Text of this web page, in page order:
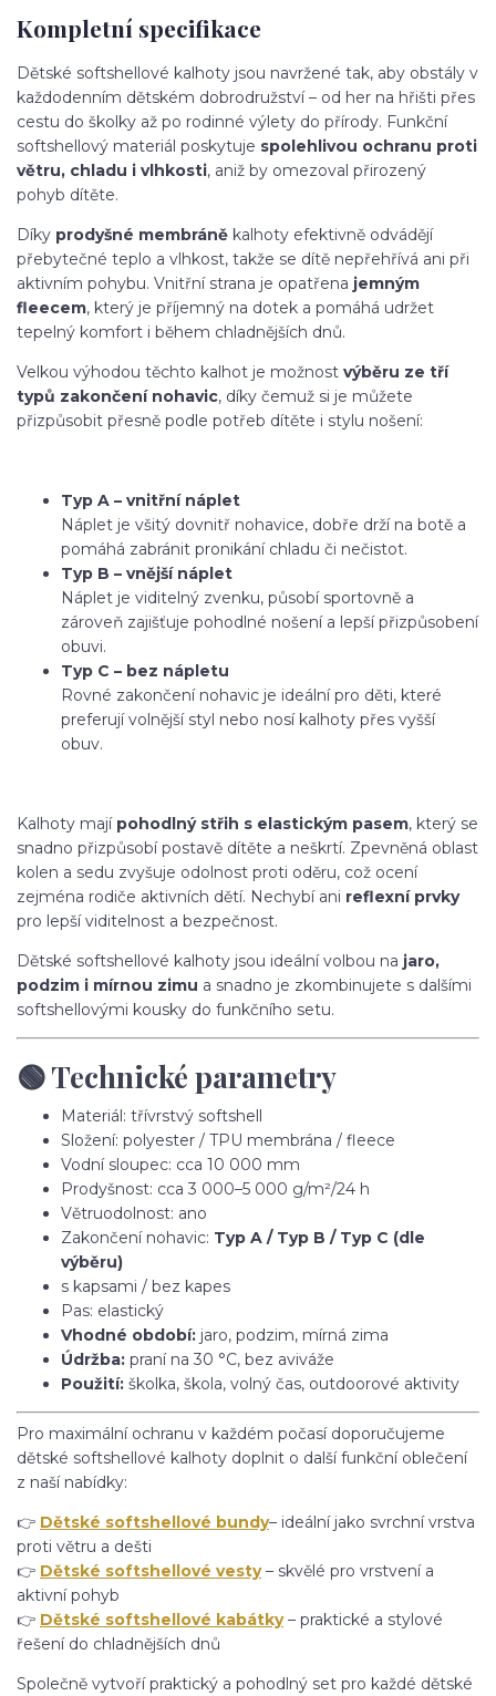
Kompletní specifikace
Dětské softshellové kalhoty jsou navržené tak, aby obstály v
každodenním dětském dobrodružství – od her na hřišti přes
cestu do školky až po rodinné výlety do přírody. Funkční
softshellový materiál poskytuje spolehlivou ochranu proti
větru, chladu i vlhkosti, aniž by omezoval přirozený
pohyb dítěte.
Díky prodyšné membráně kalhoty efektivně odvádějí
přebytečné teplo a vlhkost, takže se dítě nepřehřívá ani při
aktivním pohybu. Vnitřní strana je opatřena jemným
fleecem, který je příjemný na dotek a pomáhá udržet
tepelný komfort i během chladnějších dnů.
Velkou výhodou těchto kalhot je možnost výběru ze tří
typů zakončení nohavic, díky čemuž si je můžete
přizpůsobit přesně podle potřeb dítěte i stylu nošení:
Typ A – vnitřní náplet
Náplet je všitý dovnitř nohavice, dobře drží na botě a
pomáhá zabránit pronikání chladu či nečistot.
Typ B – vnější náplet
Náplet je viditelný zvenku, působí sportovně a
zároveň zajišťuje pohodlné nošení a lepší přizpůsobení
obuvi.
Typ C – bez nápletu
Rovné zakončení nohavic je ideální pro děti, které
preferují volnější styl nebo nosí kalhoty přes vyšší
obuv.
Kalhoty mají pohodlný střih s elastickým pasem, který se
snadno přizpůsobí postavě dítěte a neškrtí. Zpevněná oblast
kolen a sedu zvyšuje odolnost proti oděru, což ocení
zejména rodiče aktivních dětí. Nechybí ani reflexní prvky
pro lepší viditelnost a bezpečnost.
Dětské softshellové kalhoty jsou ideální volbou na jaro,
podzim i mírnou zimu a snadno je zkombinujete s dalšími
softshellovými kousky do funkčního setu.
🟢 Technické parametry
Materiál: třívrstvý softshell
Složení: polyester / TPU membrána / fleece
Vodní sloupec: cca 10 000 mm
Prodyšnost: cca 3 000–5 000 g/m²/24 h
Větruodolnost: ano
Zakončení nohavic: Typ A / Typ B / Typ C (dle
výběru)
s kapsami / bez kapes
Pas: elastický
Vhodné období: jaro, podzim, mírná zima
Údržba: praní na 30 °C, bez aviváže
Použití: školka, škola, volný čas, outdoorové aktivity
Pro maximální ochranu v každém počasí doporučujeme
dětské softshellové kalhoty doplnit o další funkční oblečení
z naší nabídky:
👉 Dětské softshellové bundy– ideální jako svrchní vrstva
proti větru a dešti
👉 Dětské softshellové vesty– skvělé pro vrstvení a
aktivní pohyb
👉 Dětské softshellové kabátky– praktické a stylové
řešení do chladnějších dnů
Společně vytvoří praktický a pohodlný set pro každé dětské